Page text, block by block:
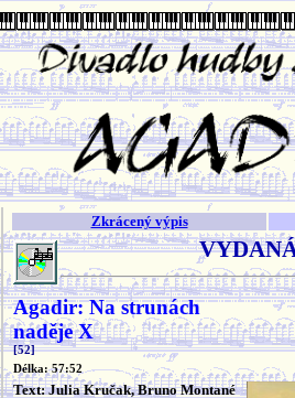
Zkrácený výpis
Agadir: Na strunách
naděje X
[52]
Délka: 57:52
Text: Julia Kručak, Bruno Montané